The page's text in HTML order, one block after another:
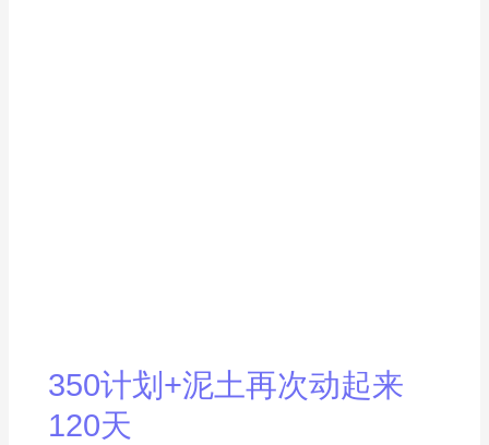
350计划+泥土再次动起来
120天